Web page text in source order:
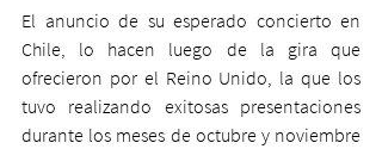
El anuncio de su esperado concierto en
Chile, lo hacen luego de la gira que
ofrecieron por el Reino Unido, la que los
tuvo realizando exitosas presentaciones
durante los meses de octubre y noviembre